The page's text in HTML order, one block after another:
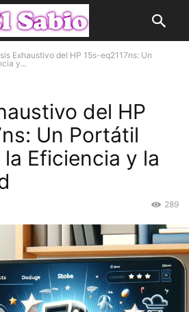
Exhaustivo del HP 15s-eq2117ns: Un
y...
del HP
Un Portátil
Eficiencia y la
289